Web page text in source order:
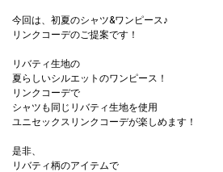
今回は、初夏のシャツ&ワンピース♪
リンクコーデのご提案です！
リバティ生地の
夏らしいシルエットのワンピース！
リンクコーデで
シャツも同じリバティ生地を使用
ユニセックスリンクコーデが楽しめます！
是非、
リバティ柄のアイテムで